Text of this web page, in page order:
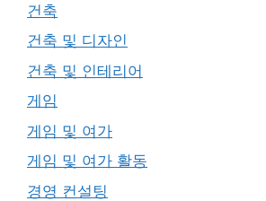
건축
건축 및 디자인
건축 및 인테리어
게임
게임 및 여가
게임 및 여가 활동
경영 컨설팅